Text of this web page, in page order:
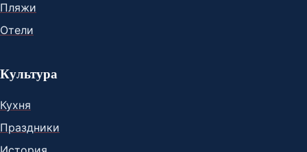
Пляжи
Отели
Культура
Кухня
Праздники